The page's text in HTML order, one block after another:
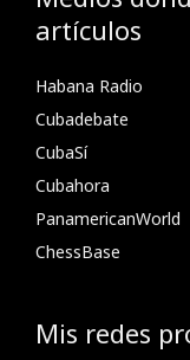
artículos
Habana Radio
Cubadebate
CubaSí
Cubahora
PanamericanWorld
ChessBase
Mis redes